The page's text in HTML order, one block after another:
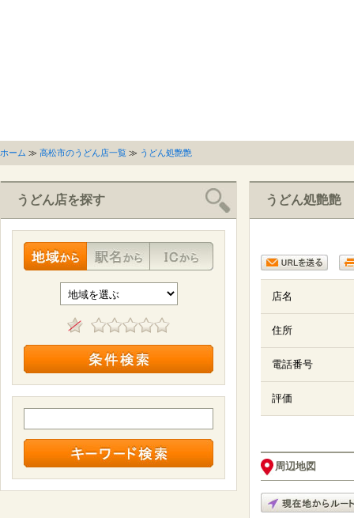
ホーム ≫ 高松市のうどん店一覧 ≫ うどん処艶艶
うどん店を探す うどん処艶艶
店名
住所
電話番号
評価
周辺地図